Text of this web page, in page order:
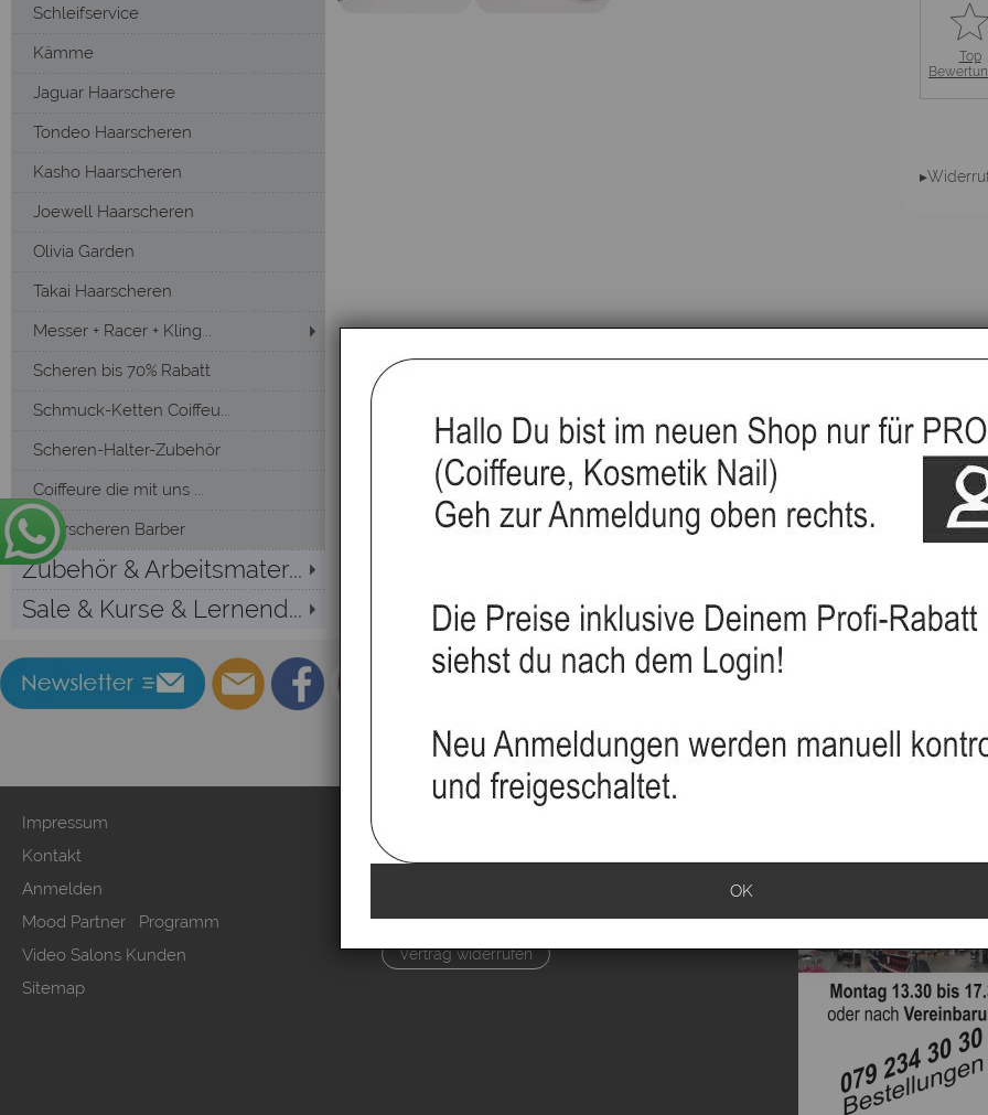
Schleifservice
Kämme
Jaguar Haarschere
Tondeo Haarscheren
Kasho Haarscheren
Joewell Haarscheren
Olivia Garden
Takai Haarscheren
Messer + Racer + Kling...
Scheren bis 70% Rabatt
Schmuck-Ketten Coiffeu...
Scheren-Halter-Zubehör
Coiffeure die mit uns ...
Haarscheren Barber
Zubehör & Arbeitsmater...
Sale & Kurse & Lernend...
Top
Impressum
Kontakt
Anmelden
Mood Partner Programm
Video Salons Kunden
Sitemap
AGB & Kundeninfo
Kundeninformationen
Vertrag widerrufen
OK